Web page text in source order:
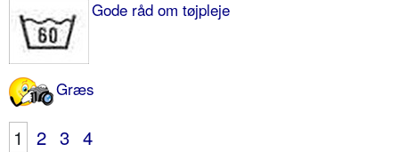
Gode råd om tøjpleje
Græs
1 2 3 4